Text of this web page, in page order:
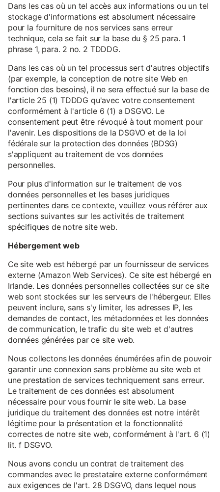
Dans les cas où un tel accès aux informations ou un tel
stockage d'informations est absolument nécessaire
pour la fourniture de nos services sans erreur
technique, cela se fait sur la base du § 25 para. 1
phrase 1, para. 2 no. 2 TDDDG.
Dans les cas où un tel processus sert d'autres objectifs
(par exemple, la conception de notre site Web en
fonction des besoins), il ne sera effectué sur la base de
l'article 25 (1) TDDDG qu'avec votre consentement
conformément à l'article 6 (1) a DSGVO. Le
consentement peut être révoqué à tout moment pour
l'avenir. Les dispositions de la DSGVO et de la loi
fédérale sur la protection des données (BDSG)
s'appliquent au traitement de vos données
personnelles.
Pour plus d'information sur le traitement de vos
données personnelles et les bases juridiques
pertinentes dans ce contexte, veuillez vous référer aux
sections suivantes sur les activités de traitement
spécifiques de notre site web.
Hébergement web
Ce site web est hébergé par un fournisseur de services
externe (Amazon Web Services). Ce site est hébergé en
Irlande. Les données personnelles collectées sur ce site
web sont stockées sur les serveurs de l'hébergeur. Elles
peuvent inclure, sans s'y limiter, les adresses IP, les
demandes de contact, les métadonnées et les données
de communication, le trafic du site web et d'autres
données générées par ce site web.
Nous collectons les données énumérées afin de pouvoir
garantir une connexion sans problème au site web et
une prestation de services techniquement sans erreur.
Le traitement de ces données est absolument
nécessaire pour vous fournir le site web. La base
juridique du traitement des données est notre intérêt
légitime pour la présentation et la fonctionnalité
correctes de notre site web, conformément à l'art. 6 (1)
lit. f DSGVO.
Nous avons conclu un contrat de traitement des
commandes avec le prestataire externe conformément
aux exigences de l'art. 28 DSGVO, dans lequel nous